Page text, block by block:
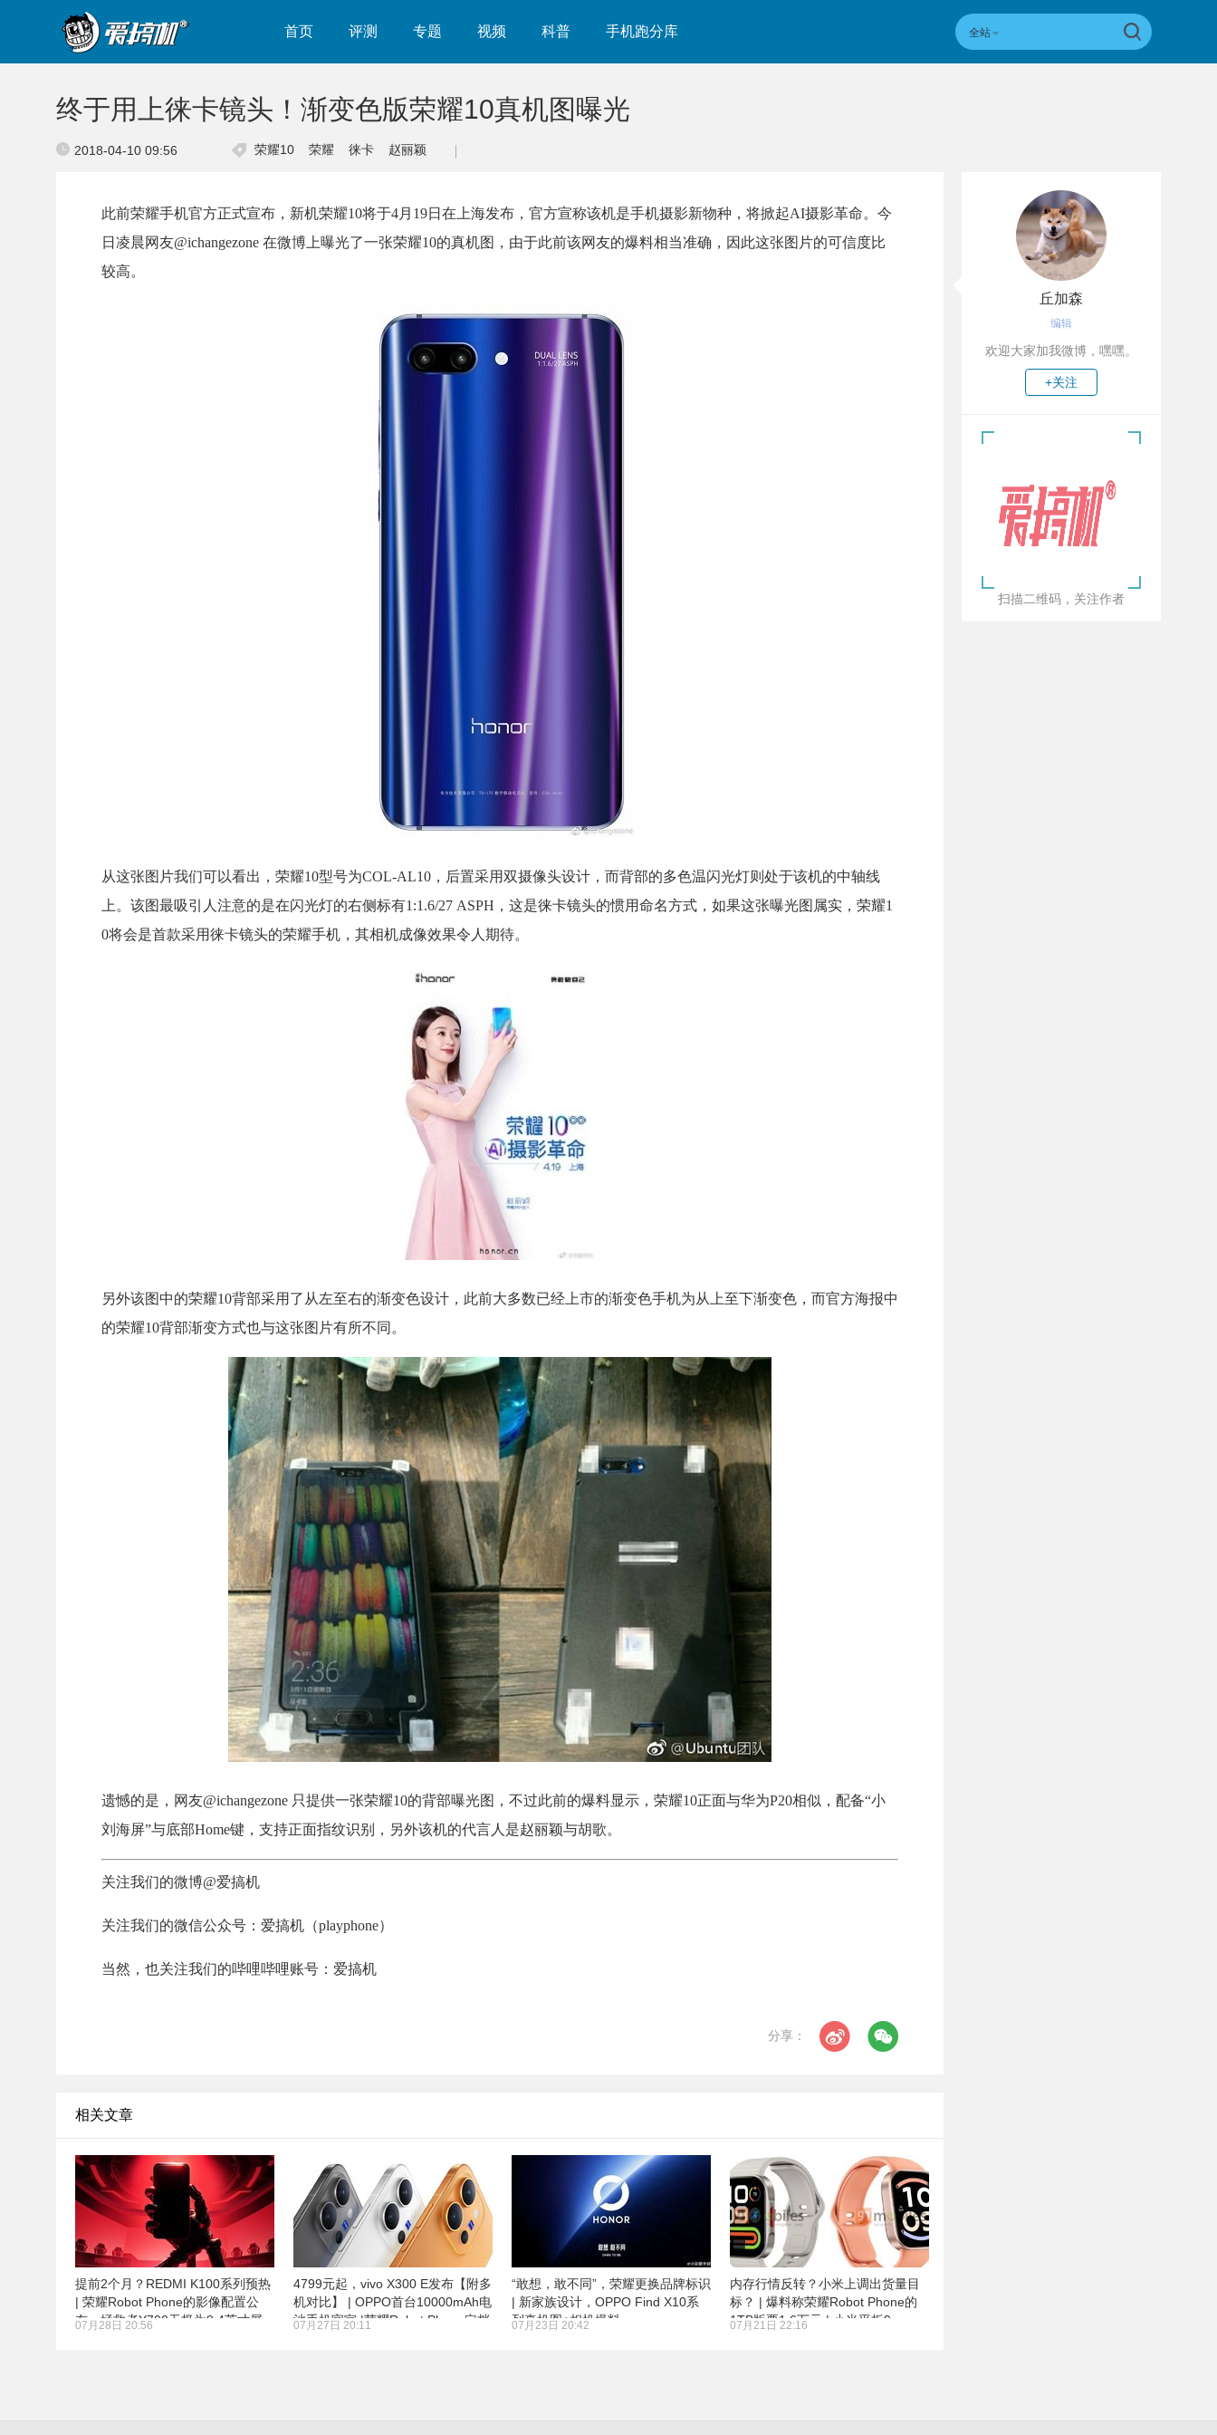
首页 评测 专题 视频 科普 手机跑分库 全站
终于用上徕卡镜头！渐变色版荣耀10真机图曝光
2018-04-10 09:56 荣耀10 荣耀 徕卡 赵丽颖
此前荣耀手机官方正式宣布，新机荣耀10将于4月19日在上海发布，官方宣称该机是手机摄影新物种，将掀起AI摄影革命。今
日凌晨网友@ichangezone 在微博上曝光了一张荣耀10的真机图，由于此前该网友的爆料相当准确，因此这张图片的可信度比
较高。
从这张图片我们可以看出，荣耀10型号为COL-AL10，后置采用双摄像头设计，而背部的多色温闪光灯则处于该机的中轴线
上。该图最吸引人注意的是在闪光灯的右侧标有1:1.6/27 ASPH，这是徕卡镜头的惯用命名方式，如果这张曝光图属实，荣耀1
0将会是首款采用徕卡镜头的荣耀手机，其相机成像效果令人期待。
另外该图中的荣耀10背部采用了从左至右的渐变色设计，此前大多数已经上市的渐变色手机为从上至下渐变色，而官方海报中
的荣耀10背部渐变方式也与这张图片有所不同。
遗憾的是，网友@ichangezone 只提供一张荣耀10的背部曝光图，不过此前的爆料显示，荣耀10正面与华为P20相似，配备“小
刘海屏”与底部Home键，支持正面指纹识别，另外该机的代言人是赵丽颖与胡歌。
关注我们的微博@爱搞机
关注我们的微信公众号：爱搞机（playphone）
当然，也关注我们的哔哩哔哩账号：爱搞机
分享：
相关文章
提前2个月？REDMI K100系列预热
| 荣耀Robot Phone的影像配置公
布、拯救者Y700无极为8.4英寸屏
07月28日 20:56
4799元起，vivo X300 E发布【附多
机对比】 | OPPO首台10000mAh电
池手机官宣 |荣耀Robot Phone定档
07月27日 20:11
“敢想，敢不同”，荣耀更换品牌标识
| 新家族设计，OPPO Find X10系
列真机图+相机爆料
07月23日 20:42
内存行情反转？小米上调出货量目
标？ | 爆料称荣耀Robot Phone的
1TB版要1.6万元 | 小米平板9、
07月21日 22:16
丘加森
编辑
欢迎大家加我微博，嘿嘿。
+关注
扫描二维码，关注作者